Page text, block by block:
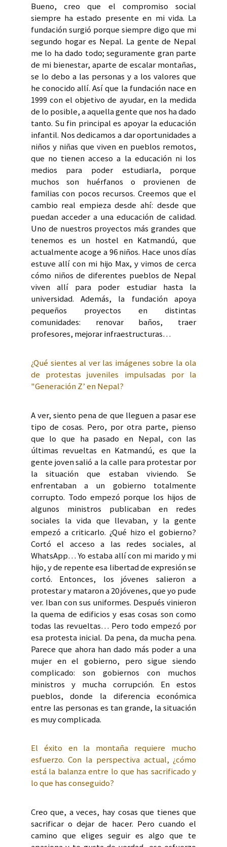
Bueno, creo que el compromiso social
siempre ha estado presente en mi vida. La
fundación surgió porque siempre digo que mi
segundo hogar es Nepal. La gente de Nepal
me lo ha dado todo; seguramente gran parte
de mi bienestar, aparte de escalar montañas,
se lo debo a las personas y a los valores que
he conocido allí. Así que la fundación nace en
1999 con el objetivo de ayudar, en la medida
de lo posible, a aquella gente que nos ha dado
tanto. Su fin principal es apoyar la educación
infantil. Nos dedicamos a dar oportunidades a
niños y niñas que viven en pueblos remotos,
que no tienen acceso a la educación ni los
medios para poder estudiarla, porque
muchos son huérfanos o provienen de
familias con pocos recursos. Creemos que el
cambio real empieza desde ahí: desde que
puedan acceder a una educación de calidad.
Uno de nuestros proyectos más grandes que
tenemos es un hostel en Katmandú, que
actualmente acoge a 96 niños. Hace unos días
estuve allí con mi hijo Max, y vimos de cerca
cómo niños de diferentes pueblos de Nepal
viven allí para poder estudiar hasta la
universidad. Además, la fundación apoya
pequeños proyectos en distintas
comunidades: renovar baños, traer
profesores, mejorar infraestructuras…
¿Qué sientes al ver las imágenes sobre la ola
de protestas juveniles impulsadas por la
"Generación Z’ en Nepal?
A ver, siento pena de que lleguen a pasar ese
tipo de cosas. Pero, por otra parte, pienso
que lo que ha pasado en Nepal, con las
últimas revueltas en Katmandú, es que la
gente joven salió a la calle para protestar por
la situación que estaban viviendo. Se
enfrentaban a un gobierno totalmente
corrupto. Todo empezó porque los hijos de
algunos ministros publicaban en redes
sociales la vida que llevaban, y la gente
empezó a criticarlo. ¿Qué hizo el gobierno?
Cortó el acceso a las redes sociales, al
WhatsApp… Yo estaba allí con mi marido y mi
hijo, y de repente esa libertad de expresión se
cortó. Entonces, los jóvenes salieron a
protestar y mataron a 20 jóvenes, que yo pude
ver. Iban con sus uniformes. Después vinieron
la quema de edificios y esas cosas son como
todas las revueltas… Pero todo empezó por
esa protesta inicial. Da pena, da mucha pena.
Parece que ahora han dado más poder a una
mujer en el gobierno, pero sigue siendo
complicado: son gobiernos con muchos
ministros y mucha corrupción. En estos
pueblos, donde la diferencia económica
entre las personas es tan grande, la situación
es muy complicada.
El éxito en la montaña requiere mucho
esfuerzo. Con la perspectiva actual, ¿cómo
está la balanza entre lo que has sacrificado y
lo que has conseguido?
Creo que, a veces, hay cosas que tienes que
sacrificar o dejar de hacer. Pero cuando el
camino que eliges seguir es algo que te